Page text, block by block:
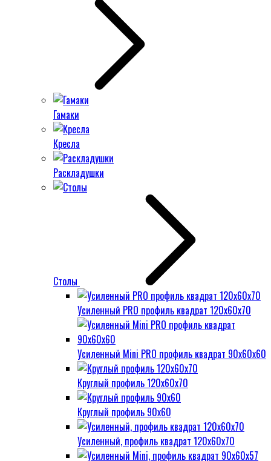
Гамаки
Кресла
Раскладушки
Столы
Усиленный PRO профиль квадрат 120х60х70
Усиленный Mini PRO профиль квадрат 90х60х60
Круглый профиль 120х60х70
Круглый профиль 90х60
Усиленный, профиль квадрат 120х60х70